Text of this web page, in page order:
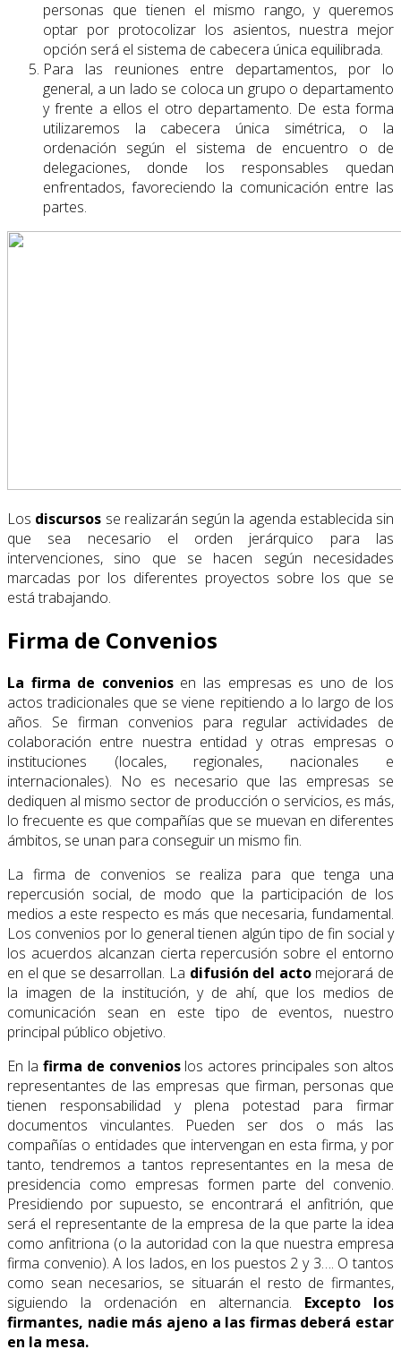
personas que tienen el mismo rango, y queremos
optar por protocolizar los asientos, nuestra mejor
opción será el sistema de cabecera única equilibrada.
Para las reuniones entre departamentos, por lo
general, a un lado se coloca un grupo o departamento
y frente a ellos el otro departamento. De esta forma
utilizaremos la cabecera única simétrica, o la
ordenación según el sistema de encuentro o de
delegaciones, donde los responsables quedan
enfrentados, favoreciendo la comunicación entre las
partes.
Los discursos se realizarán según la agenda establecida sin
que sea necesario el orden jerárquico para las
intervenciones, sino que se hacen según necesidades
marcadas por los diferentes proyectos sobre los que se
está trabajando.
Firma de Convenios
La firma de conveniosen las empresas es uno de los
actos tradicionales que se viene repitiendo a lo largo de los
años. Se firman convenios para regular actividades de
colaboración entre nuestra entidad y otras empresas o
instituciones (locales, regionales, nacionales e
internacionales). No es necesario que las empresas se
dediquen al mismo sector de producción o servicios, es más,
lo frecuente es que compañías que se muevan en diferentes
ámbitos, se unan para conseguir un mismo fin.
La firma de convenios se realiza para que tenga una
repercusión social, de modo que la participación de los
medios a este respecto es más que necesaria, fundamental.
Los convenios por lo general tienen algún tipo de fin social y
los acuerdos alcanzan cierta repercusión sobre el entorno
en el que se desarrollan. La difusión del actomejorará de
la imagen de la institución, y de ahí, que los medios de
comunicación sean en este tipo de eventos, nuestro
principal público objetivo.
En la firma de convenioslos actores principales son altos
representantes de las empresas que firman, personas que
tienen responsabilidad y plena potestad para firmar
documentos vinculantes. Pueden ser dos o más las
compañías o entidades que intervengan en esta firma, y por
tanto, tendremos a tantos representantes en la mesa de
presidencia como empresas formen parte del convenio.
Presidiendo por supuesto, se encontrará el anfitrión, que
será el representante de la empresa de la que parte la idea
como anfitriona (o la autoridad con la que nuestra empresa
firma convenio). A los lados, en los puestos 2 y 3…. O tantos
como sean necesarios, se situarán el resto de firmantes,
siguiendo la ordenación en alternancia. Excepto los
firmantes, nadie más ajeno a las firmas deberá estar
en la mesa.